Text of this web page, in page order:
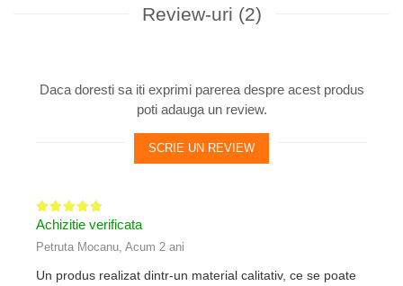
Review-uri (2)
Daca doresti sa iti exprimi parerea despre acest produs
poti adauga un review.
SCRIE UN REVIEW
Achizitie verificata
Petruta Mocanu, Acum 2 ani
Un produs realizat dintr-un material calitativ, ce se poate